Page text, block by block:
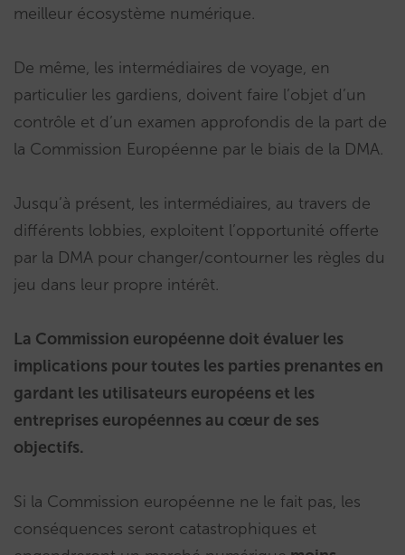
meilleur écosystème numérique.
De même, les intermédiaires de voyage, en
particulier les gardiens, doivent faire l’objet d’un
contrôle et d’un examen approfondis de la part de
la Commission Européenne par le biais de la DMA.
Jusqu’à présent, les intermédiaires, au travers de
différents lobbies, exploitent l’opportunité offerte
par la DMA pour changer/contourner les règles du
jeu dans leur propre intérêt.
La Commission européenne doit évaluer les
implications pour toutes les parties prenantes en
gardant les utilisateurs européens et les
entreprises européennes au cœur de ses
objectifs.
Si la Commission européenne ne le fait pas, les
conséquences seront catastrophiques et